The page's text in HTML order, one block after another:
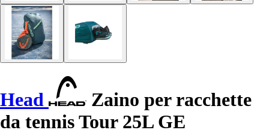
Head
Zaino per racchette
da tennis Tour 25L GE